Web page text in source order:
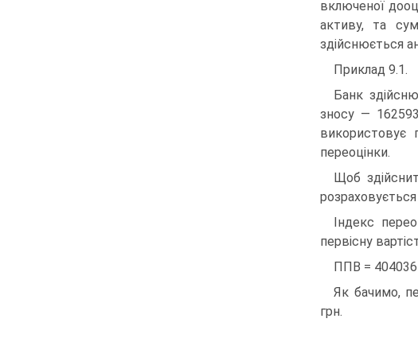
включеної
активу, та
здійснюється
Приклад 9.1.
Банк
зносу —
використовує
переоцінки.
Щоб
Індекс
первісну
ППВ = 404036
Як бачимо,
грн.